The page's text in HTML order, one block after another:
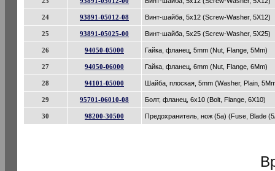
24 93891-05012-08 Винт-шайба, 5x12 (Screw-Washer, 5X12)
25 93891-05025-00 Винт-шайба, 5x25 (Screw-Washer, 5X25)
26 94050-05000 Гайка, фланец, 5mm (Nut, Flange, 5Mm)
27 94050-06000 Гайка, фланец, 6mm (Nut, Flange, 6Mm)
28 94101-05000 Шайба, плоская, 5mm (Washer, Plain,
29 95701-06010-08 Болт, фланец, 6x10 (Bolt, Flange, 6X10)
30 98200-30500 Предохранитель, нож (5a) (Fuse, Blade